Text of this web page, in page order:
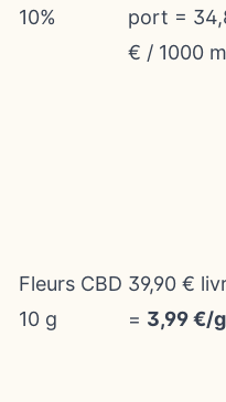
10%
port =
€ / 1000
Fleurs CBD
10 g
39,90 €
= 3,99 €/g